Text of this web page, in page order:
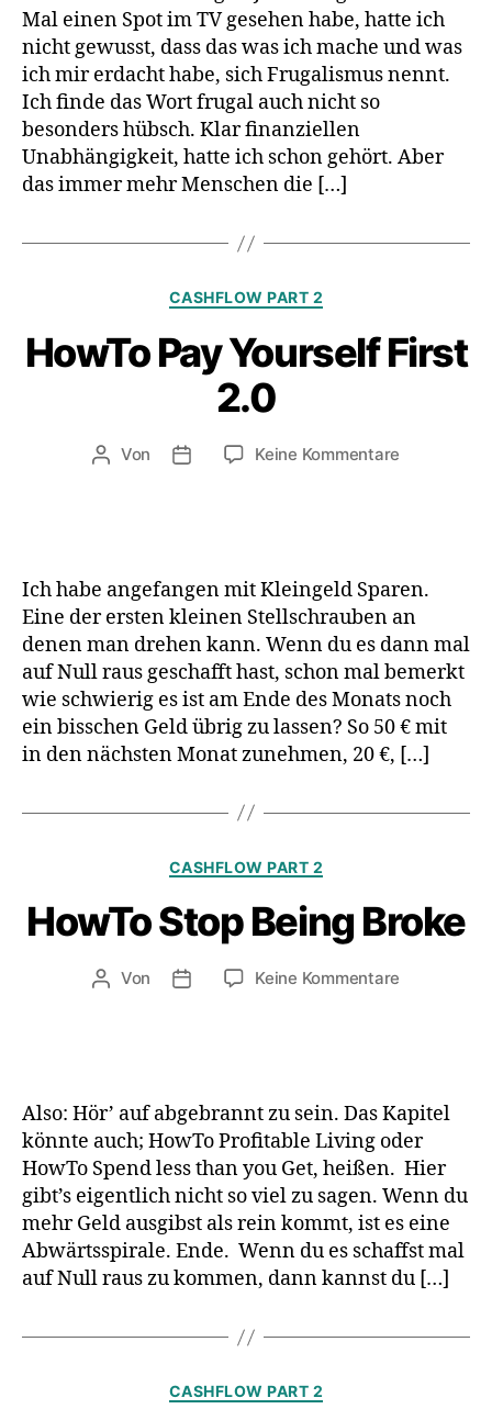
Mal einen Spot im TV gesehen habe, hatte ich
nicht gewusst, dass das was ich mache und was
ich mir erdacht habe, sich Frugalismus nennt.
Ich finde das Wort frugal auch nicht so
besonders hübsch. Klar finanziellen
Unabhängigkeit, hatte ich schon gehört. Aber
das immer mehr Menschen die […]
Kategorien
CASHFLOW PART 2
HowTo Pay Yourself First
2.0
Beitragsautor
Von Veröffentlichungsdatum
Keine Kommentare
Ich habe angefangen mit Kleingeld Sparen.
Eine der ersten kleinen Stellschrauben an
denen man drehen kann. Wenn du es dann mal
auf Null raus geschafft hast, schon mal bemerkt
wie schwierig es ist am Ende des Monats noch
ein bisschen Geld übrig zu lassen? So 50 € mit
in den nächsten Monat zunehmen, 20 €, […]
Kategorien
CASHFLOW PART 2
HowTo Stop Being Broke
Beitragsautor
Von Veröffentlichungsdatum
Keine Kommentare
Also: Hör’ auf abgebrannt zu sein. Das Kapitel
könnte auch; HowTo Profitable Living oder
HowTo Spend less than you Get, heißen. Hier
gibt’s eigentlich nicht so viel zu sagen. Wenn du
mehr Geld ausgibst als rein kommt, ist es eine
Abwärtsspirale. Ende. Wenn du es schaffst mal
auf Null raus zu kommen, dann kannst du […]
Kategorien
CASHFLOW PART 2